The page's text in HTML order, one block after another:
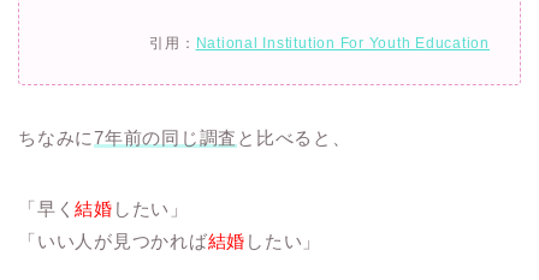
引用： National Institution For Youth Education
ちなみに7年前の同じ調査 と比べると、
「早く結婚 したい」
「いい人が見つかれば結婚 したい」